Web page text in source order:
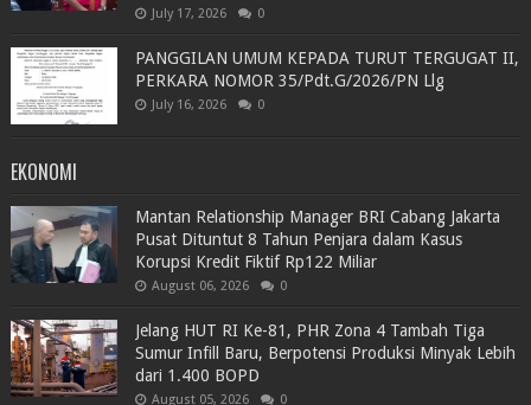
July 17, 2026 0
PANGGILAN UMUM KEPADA TURUT TERGUGAT II,
PERKARA NOMOR 35/Pdt.G/2026/PN Llg
July 16, 2026 0
EKONOMI
Mantan Relationship Manager BRI Cabang Jakarta
Pusat Dituntut 8 Tahun Penjara dalam Kasus
Korupsi Kredit Fiktif Rp122 Miliar
August 06, 2026 0
Jelang HUT RI Ke-81, PHR Zona 4 Tambah Tiga
Sumur Infill Baru, Berpotensi Produksi Minyak Lebih
dari 1.400 BOPD
August 05, 2026 0